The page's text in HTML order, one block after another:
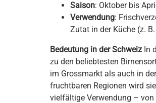
Saison: Oktober bis
Verwendung:
Zutat in der Küche (z.
Bedeutung in der Schweiz In
zu den beliebtesten
im Grossmarkt als auch in
fruchtbaren Regionen wird
vielfältige Verwendung –